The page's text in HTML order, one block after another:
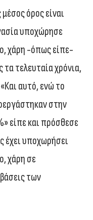
όρος είναι
υποχώρησε
χάρη -όπως είπε-
τελευταία χρόνια,
αυτό, ενώ το
στην
είπε και πρόσθεσε
έχει υποχωρήσει
χάρη σε
των